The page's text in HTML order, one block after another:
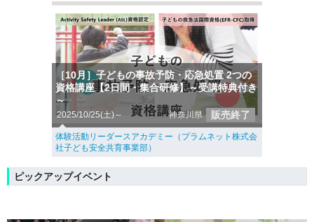
［10月］子どもの事故予防・応急処置 2つの
資格講座【2日間・集合研修】～受講特典付き
～
2025/10/25(土)～ 神奈川県 販売終了
体験活動リーダースアカデミー（プラムネット株式会
社子ども安全共育事業部）
ピックアップイベント